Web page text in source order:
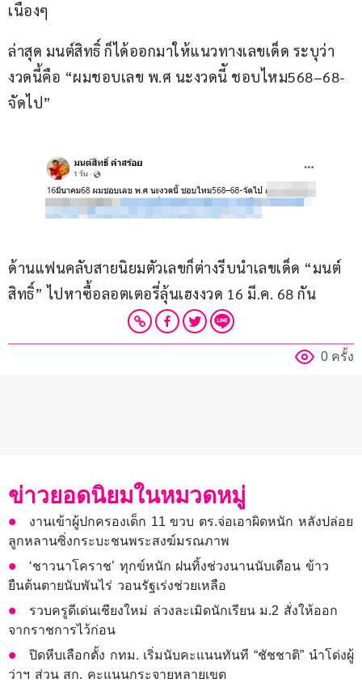
เนืองๆ
ล่าสุด มนต์สิทธิ์ ก็ได้ออกมาให้แนวทางเลขเด็ด ระบุว่า
งวดนี้คือ “ผมชอบเลข พ.ศ นะงวดนีั ชอบไหม568–68-
จัดไป”
ด้านแฟนคลับสายนิยมตัวเลขก็ต่างรีบนำเลขเด็ด “มนต์
สิทธิ์” ไปหาซื้อลอตเตอรี่ลุ้นเฮงงวด 16 มี.ค. 68 กัน
0 ครั้ง
ข่าวยอดนิยมในหมวดหมู่
งานเข้าผู้ปกครองเด็ก 11 ขวบ ตร.จ่อเอาผิดหนัก หลังปล่อย
ลูกหลานซิ่งกระบะชนพระสงฆ์มรณภาพ
‘ชาวนาโคราช’ ทุกข์หนัก ฝนทิ้งช่วงนานนับเดือน ข้าว
ยืนต้นตายนับพันไร่ วอนรัฐเร่งช่วยเหลือ
รวบครูดีเด่นเชียงใหม่ ล่วงละเมิดนักเรียน ม.2 สั่งให้ออก
จากราชการไว้ก่อน
ปิดหีบเลือกตั้ง กทม. เริ่มนับคะแนนทันที “ชัชชาติ” นำโด่งผู้
ว่าฯ ส่วน สก. คะแนนกระจายหลายเขต